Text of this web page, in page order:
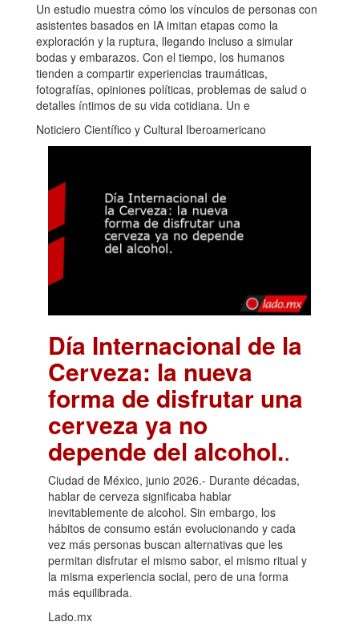
Un estudio muestra cómo los vínculos de personas con
asistentes basados en IA imitan etapas como la
exploración y la ruptura, llegando incluso a simular
bodas y embarazos. Con el tiempo, los humanos
tienden a compartir experiencias traumáticas,
fotografías, opiniones políticas, problemas de salud o
detalles íntimos de su vida cotidiana. Un e
Noticiero Científico y Cultural Iberoamericano
Día Internacional de la
Cerveza: la nueva
forma de disfrutar una
cerveza ya no
depende del alcohol..
Ciudad de México, junio 2026.- Durante décadas,
hablar de cerveza significaba hablar
inevitablemente de alcohol. Sin embargo, los
hábitos de consumo están evolucionando y cada
vez más personas buscan alternativas que les
permitan disfrutar el mismo sabor, el mismo ritual y
la misma experiencia social, pero de una forma
más equilibrada.
Lado.mx